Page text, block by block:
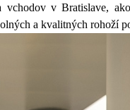
v Bratislave,
a kvalitných rohoží